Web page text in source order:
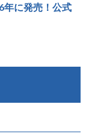
年に発売！公式